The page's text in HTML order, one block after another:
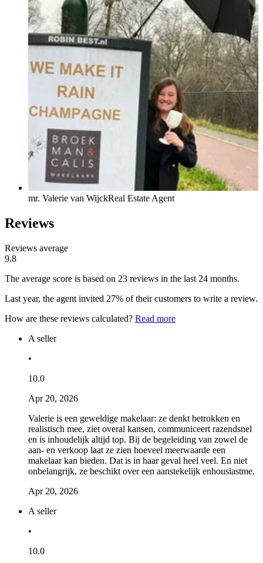
mr. Valerie van WijckReal Estate Agent
Reviews
Reviews average
9.8
The average score is based on 23 reviews in the last 24 months.
Last year, the agent invited 27% of their customers to write a review.
How are these reviews calculated? Read more
A seller
•
10.0
Apr 20, 2026
Valerie is een geweldige makelaar: ze denkt betrokken en
realistisch mee, ziet overal kansen, communiceert razendsnel
en is inhoudelijk altijd top. Bij de begeleiding van zowel de
aan- en verkoop laat ze zien hoeveel meerwaarde een
makelaar kan bieden. Dat is in haar geval heel veel. En niet
onbelangrijk, ze beschikt over een aanstekelijk enhousiastme.
Apr 20, 2026
A seller
•
10.0